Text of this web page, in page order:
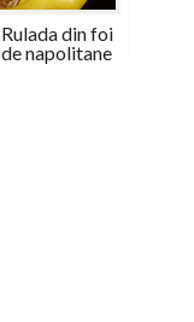
Rulada din foi
de napolitane